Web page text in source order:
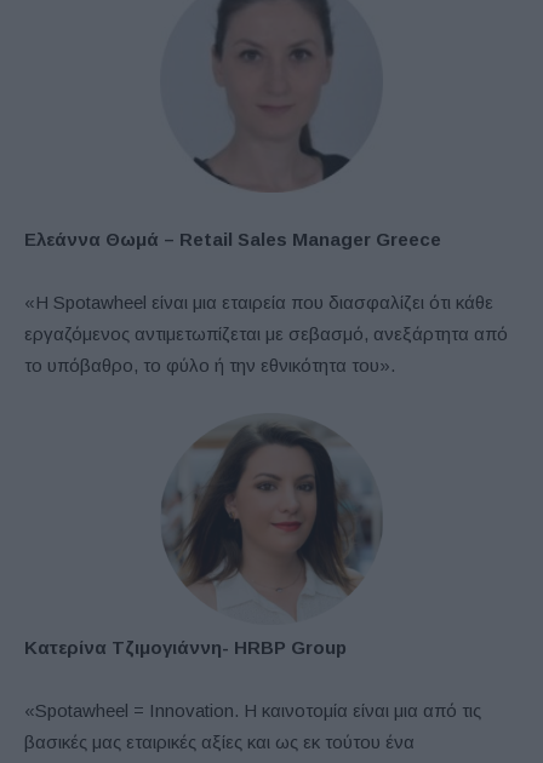
Ελεάννα Θωμά – Retail Sales Manager Greece
«Η Spotawheel είναι μια εταιρεία που διασφαλίζει ότι κάθε
εργαζόμενος αντιμετωπίζεται με σεβασμό, ανεξάρτητα από
το υπόβαθρο, το φύλο ή την εθνικότητα του».
Κατερίνα Τζιμογιάννη- HRBP Group
«Spotawheel = Innovation. Η καινοτομία είναι μια από τις
βασικές μας εταιρικές αξίες και ως εκ τούτου ένα